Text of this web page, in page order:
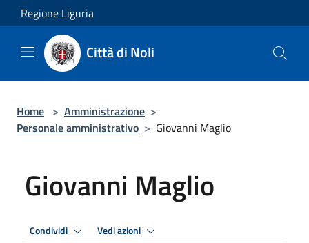
Salta al contenuto principale
Regione Liguria
Città di Noli
Home > Amministrazione >
Personale amministrativo > Giovanni Maglio
Giovanni Maglio
Condividi Vedi azioni